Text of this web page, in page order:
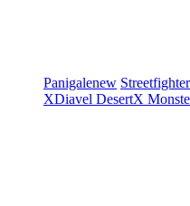
Panigalenew Streetfighter
XDiavel DesertX